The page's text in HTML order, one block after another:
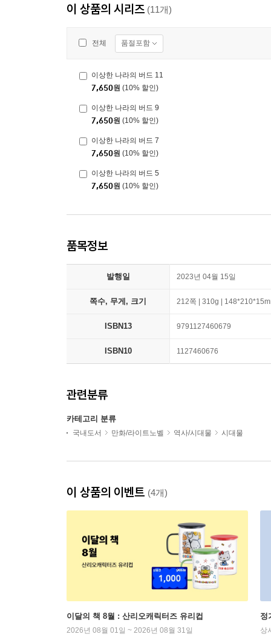
이 상품의 시리즈 (11개)
전체 품절포함
이상한 나라의 버드 11
7,650원 (10% 할인)
이상한 나라의 버드 9
7,650원 (10% 할인)
이상한 나라의 버드 7
7,650원 (10% 할인)
이상한 나라의 버드 5
7,650원 (10% 할인)
품목정보
발행일 2023년 04월 15일
쪽수, 무게, 크기 212쪽 | 310g |
ISBN13 9791127460679
ISBN10 1127460676
관련분류
카테고리 분류
국내도서 만화/라이트노벨 역사/시대물 시대물
이 상품의 이벤트 (4개)
이달의 책 8월 : 산리오캐릭터즈 유리컵
2026년 08월 01일 ~ 2026년 08월 31일
정
상